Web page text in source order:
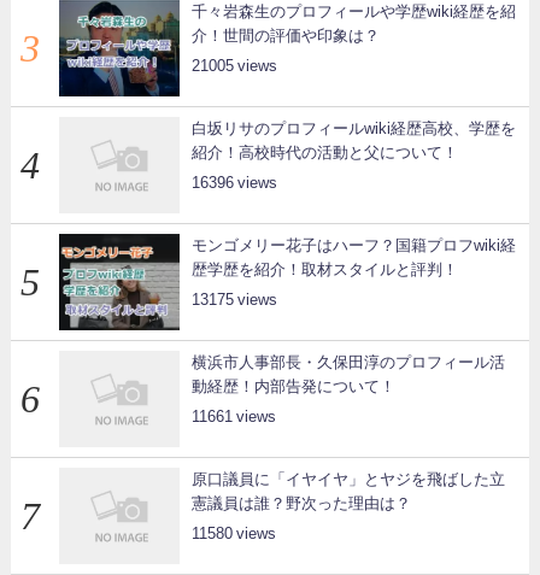
千々岩森生のプロフィールや学歴wiki経歴を紹
介！世間の評価や印象は？
21005
白坂リサのプロフィールwiki経歴高校、学歴を
紹介！高校時代の活動と父について！
16396
モンゴメリー花子はハーフ？国籍プロフwiki経
歴学歴を紹介！取材スタイルと評判！
13175
横浜市人事部長・久保田淳のプロフィール活
動経歴！内部告発について！
11661
原口議員に「イヤイヤ」とヤジを飛ばした立
憲議員は誰？野次った理由は？
11580